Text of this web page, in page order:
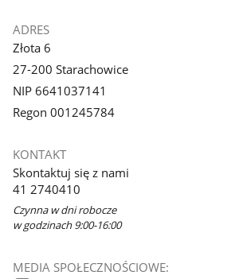
ADRES
Złota 6
27-200 Starachowice
NIP 6641037141
Regon 001245784
KONTAKT
Skontaktuj się z nami
41 2740410
Czynna w dni robocze
w godzinach 9:00-16:00
MEDIA SPOŁECZNOŚCIOWE: